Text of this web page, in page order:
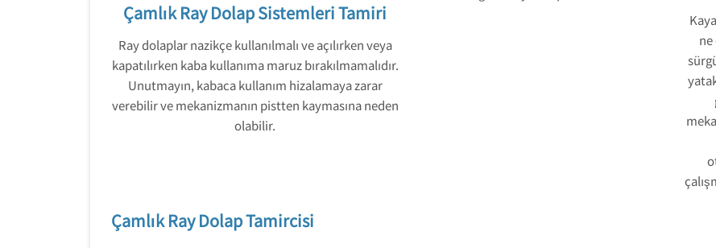
Çamlık Ray Dolap Sistemleri Tamiri
Ray dolaplar nazikçe kullanılmalı ve açılırken veya
kapatılırken kaba kullanıma maruz bırakılmamalıdır.
Unutmayın, kabaca kullanım hizalamaya zarar
verebilir ve mekanizmanın pistten kaymasına neden
olabilir.
Çamlık Ray Dolap Tamircisi